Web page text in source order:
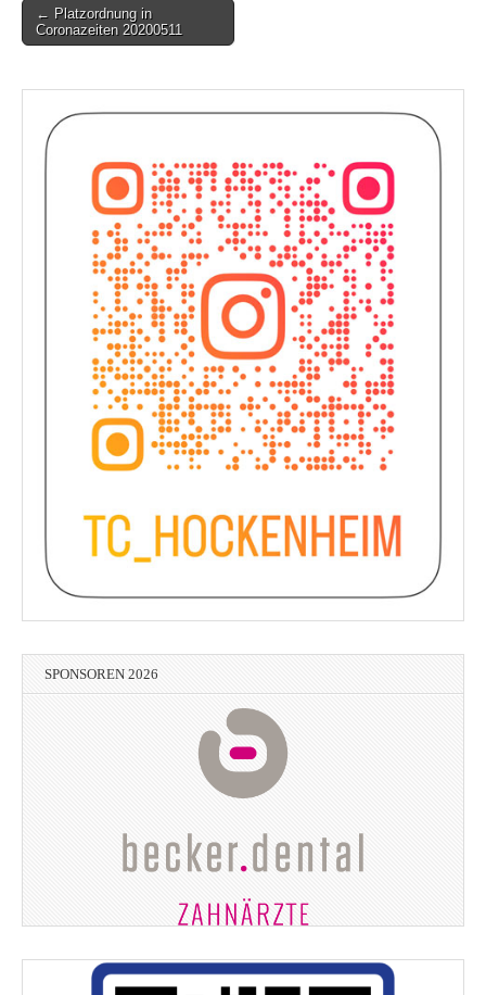
Post
navigation
← Platzordnung in
Coronazeiten 20200511
SPONSOREN 2026